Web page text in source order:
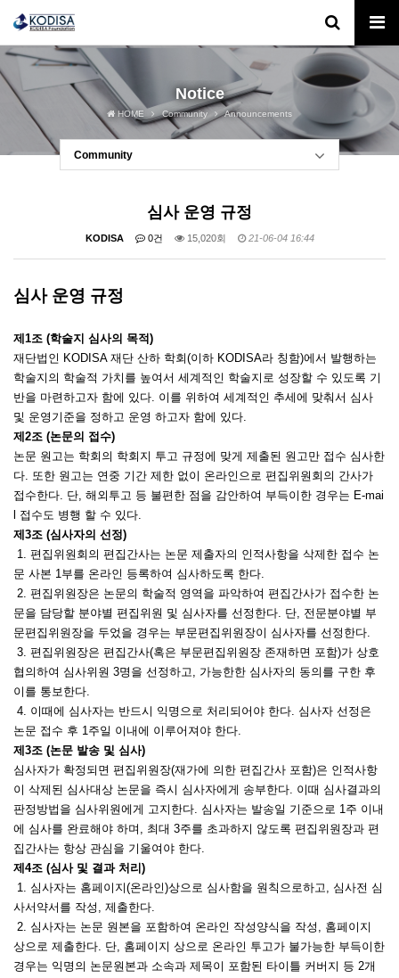
Notice
HOME Community Announcements
Community
심사 운영 규정
KODISA 0건 15,020회 21-06-04 16:44
심사 운영 규정
제1조 (학술지 심사의 목적)
재단법인 KODISA 재단 산하 학회(이하 KODISA라 칭함)에서 발행하는
학술지의 학술적 가치를 높여서 세계적인 학술지로 성장할 수 있도록 기
반을 마련하고자 함에 있다. 이를 위하여 세계적인 추세에 맞춰서 심사
및 운영기준을 정하고 운영 하고자 함에 있다.
제2조 (논문의 접수)
논문 원고는 학회의 학회지 투고 규정에 맞게 제출된 원고만 접수 심사한
다. 또한 원고는 연중 기간 제한 없이 온라인으로 편집위원회의 간사가
접수한다. 단, 해외투고 등 불편한 점을 감안하여 부득이한 경우는 E-mai
l 접수도 병행 할 수 있다.
제3조 (심사자의 선정)
1. 편집위원회의 편집간사는 논문 제출자의 인적사항을 삭제한 접수 논
문 사본 1부를 온라인 등록하여 심사하도록 한다.
2. 편집위원장은 논문의 학술적 영역을 파악하여 편집간사가 접수한 논
문을 담당할 분야별 편집위원 및 심사자를 선정한다. 단, 전문분야별 부
문편집위원장을 두었을 경우는 부문편집위원장이 심사자를 선정한다.
3. 편집위원장은 편집간사(혹은 부문편집위원장 존재하면 포함)가 상호
협의하여 심사위원 3명을 선정하고, 가능한한 심사자의 동의를 구한 후
이를 통보한다.
4. 이때에 심사자는 반드시 익명으로 처리되어야 한다. 심사자 선정은
논문 접수 후 1주일 이내에 이루어져야 한다.
제3조 (논문 발송 및 심사)
심사자가 확정되면 편집위원장(재가에 의한 편집간사 포함)은 인적사항
이 삭제된 심사대상 논문을 즉시 심사자에게 송부한다. 이때 심사결과의
판정방법을 심사위원에게 고지한다. 심사자는 발송일 기준으로 1주 이내
에 심사를 완료해야 하며, 최대 3주를 초과하지 않도록 편집위원장과 편
집간사는 항상 관심을 기울여야 한다.
제4조 (심사 및 결과 처리)
1. 심사자는 홈페이지(온라인)상으로 심사함을 원칙으로하고, 심사전 심
사서약서를 작성, 제출한다.
2. 심사자는 논문 원본을 포함하여 온라인 작성양식을 작성, 홈페이지
상으로 제출한다. 단, 홈페이지 상으로 온라인 투고가 불가능한 부득이한
경우는 익명의 논문원본과 소속과 제목이 포함된 타이틀 커버지 등 2개